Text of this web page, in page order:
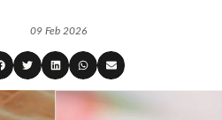
09 Feb 2026